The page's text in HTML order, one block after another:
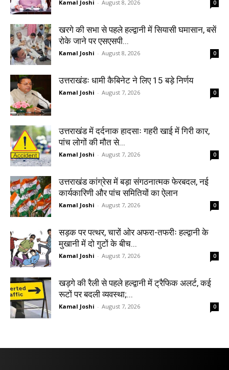
Kamal Joshi - August 8, 2026 0
खरगे की सभा से पहले हल्द्वानी में सियासी घमासान, बसें
रोके जाने पर एसएसपी...
Kamal Joshi - August 8, 2026 0
उत्तराखंडः धामी कैबिनेट ने लिए 15 बड़े निर्णय
Kamal Joshi - August 7, 2026 0
उत्तराखंड में दर्दनाक हादसाः गहरी खाई में गिरी कार,
पांच लोगों की मौत से...
Kamal Joshi - August 7, 2026 0
उत्तराखंड कांग्रेस में बड़ा संगठनात्मक फेरबदल, नई
कार्यकारिणी और पांच समितियों का ऐलान
Kamal Joshi - August 7, 2026 0
सड़क पर पत्थर, चारों ओर अफरा-तफरीः हल्द्वानी के
मुखानी में दो गुटों के बीच...
Kamal Joshi - August 7, 2026 0
खड़गे की रैली से पहले हल्द्वानी में ट्रैफिक अलर्ट, कई
रूटों पर बदली व्यवस्था;...
Kamal Joshi - August 7, 2026 0